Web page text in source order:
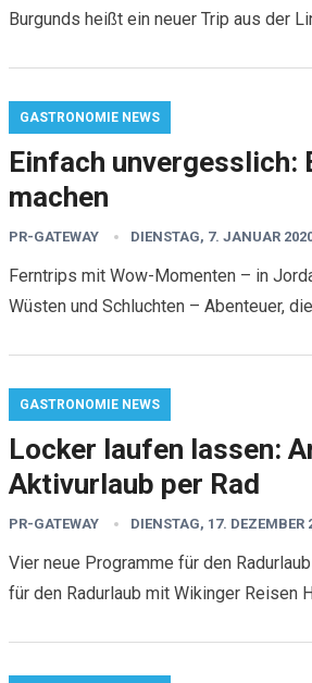
Burgunds heißt ein neuer Trip aus der
GASTRONOMIE NEWS
Einfach unvergesslich:
machen
PR-GATEWAY DIENSTAG, 7. JANUAR
Ferntrips mit Wow-Momenten – in
Wüsten und Schluchten – Abenteuer,
GASTRONOMIE NEWS
Locker laufen lassen:
Aktivurlaub per Rad
PR-GATEWAY DIENSTAG, 17. DEZEMBER
Vier neue Programme für den
für den Radurlaub mit Wikinger Reisen